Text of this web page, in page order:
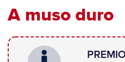
A muso duro